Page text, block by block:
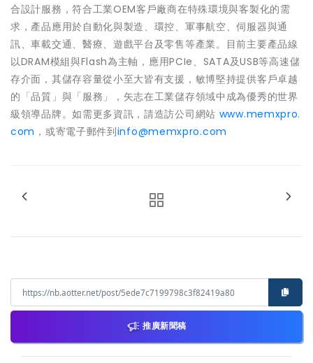
合設計服務，符合工業OEM客戶廠商在特殊環境與客製化的需
求，產品應用於自動化與製造、環控、軍事航空、伺服器與通
訊、車載交通、醫療、遊戲平台及零售等產業。目前主要產品線
以DRAM模組與Flash為主軸，應用PCIe、SATA及USB等高速儲
存介面，其儲存容量從小至大皆有支援，敏博堅持提供客戶卓越
的「品質」與「服務」，矢志在工業儲存領域中成為優秀的世界
級領導品牌。如需更多資訊，請造訪公司網站 www.memxpro.
com ，或寄電子郵件到info@memxpro.com
推廣新聞稿